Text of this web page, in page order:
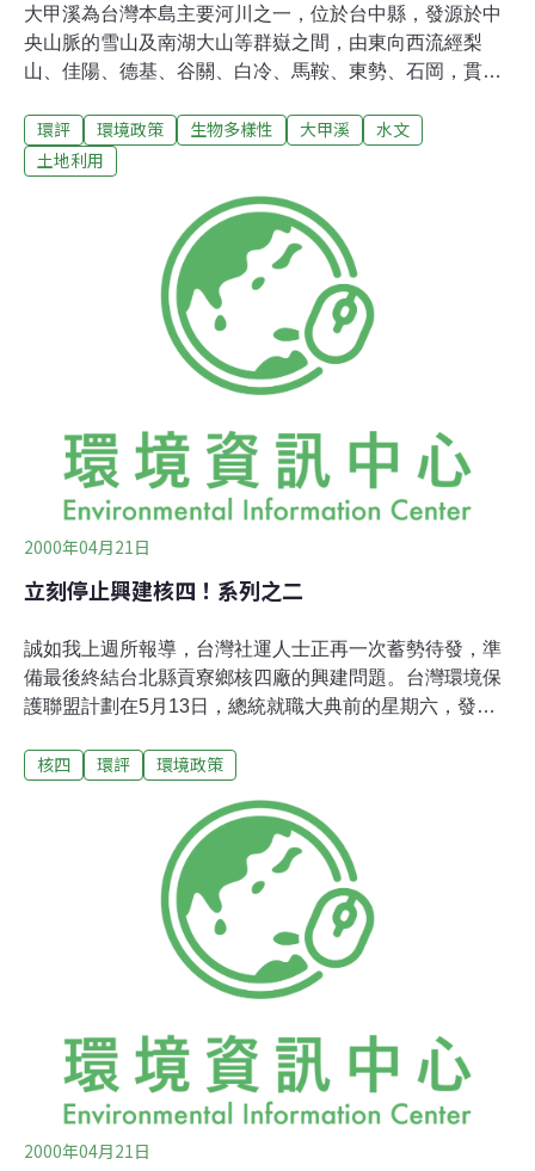
大甲溪為台灣本島主要河川之一，位於台中縣，發源於中
央山脈的雪山及南湖大山等群嶽之間，由東向西流經梨
山、佳陽、德基、谷關、白冷、馬鞍、東勢、石岡，貫穿
地、盆地、最後形成扇狀平原而入注台灣海峽。其間的溪
谷有寬有窄，溪流有緩有急，且有化石河、峽谷、河階、
環評 環境政策 生物多樣性 大甲溪
水文
土地利用
2000年04月21日
立刻停止興建核四！系列之二
誠如我上週所報導，台灣社運人士正再一次蓄勢待發，準
備最後終結台北縣貢寮鄉核四廠的興建問題。台灣環境保
護聯盟計劃在5月13日，總統就職大典前的星期六，發起
核四 環評 環境政策
2000年04月21日